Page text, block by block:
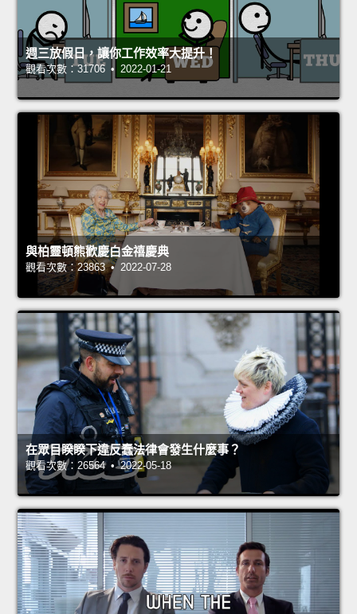
週三放假日，讓你工作效率大提升！
觀看次數：31706 • 2022-01-21
與柏靈頓熊歡慶白金禧慶典
觀看次數：23863 • 2022-07-28
在眾目睽睽下違反蠢法律會發生什麼事？
觀看次數：26564 • 2022-05-18